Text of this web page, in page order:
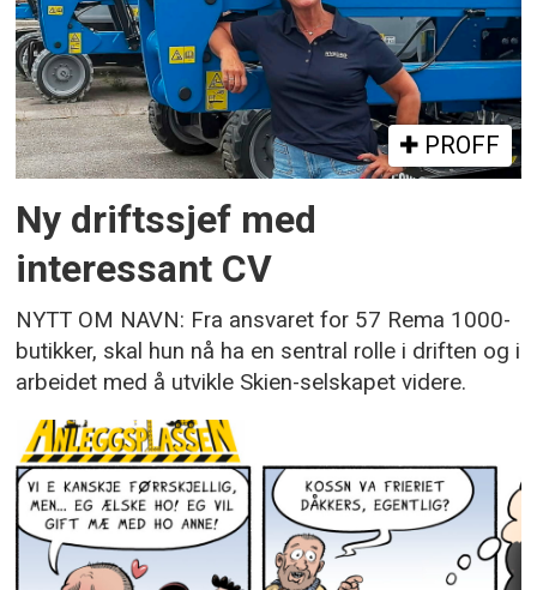
PROFF
Ny driftssjef med
interessant CV
NYTT OM NAVN: Fra ansvaret for 57 Rema 1000-
butikker, skal hun nå ha en sentral rolle i driften og i
arbeidet med å utvikle Skien-selskapet videre.